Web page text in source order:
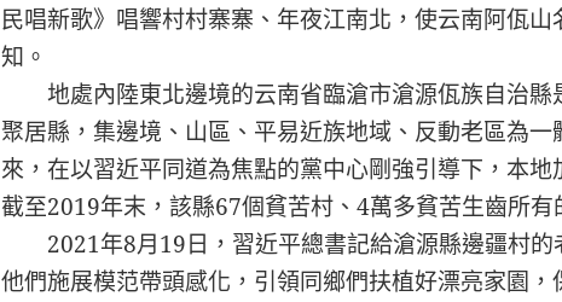
民唱新歌》唱響村村寨寨、年夜江南北，使云南阿佤山
知。
地處內陸東北邊境的云南省臨滄市滄源佤族自治縣
聚居縣，集邊境、山區、平易近族地域、反動老區為
來，在以習近平同道為焦點的黨中心剛強引導下，本地
截至2019年末，該縣67個貧苦村、4萬多貧苦生齒所有
2021年8月19日，習近平總書記給滄源縣邊疆村的
他們施展模范帶頭感化，引領同鄉們扶植好漂亮家園，